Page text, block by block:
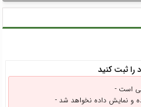
را ثبت کنید
است -
و نمایش داده نخواهد شد -